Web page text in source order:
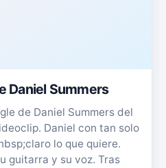
Daniel Summers
de Daniel Summers del
Daniel con tan solo
lo que quiere.
guitarra y su voz. Tras